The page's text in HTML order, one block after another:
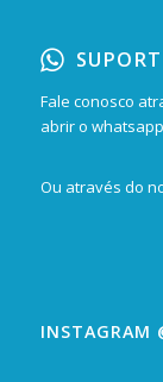
Fale conosco
abrir o
Ou através do
INSTAGRAM